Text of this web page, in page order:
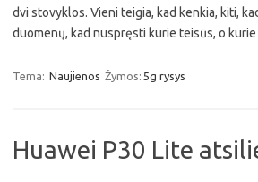
dvi stovyklos. Vieni teigia, kad kenkia, kiti,
duomenų, kad nuspręsti kurie teisūs, o kurie
Tema: Naujienos Žymos: 5g rysys
Huawei P30 Lite